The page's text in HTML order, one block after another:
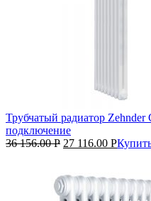
Трубчатый радиатор
подключение
36 156.00Р 27 116.00 Р